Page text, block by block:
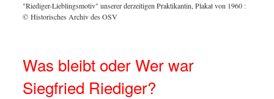
"Riediger-Lieblingsmotiv" unserer derzeitigen Praktikantin, Plakat von 1960 :
© Historisches Archiv des OSV
Was bleibt oder Wer war
Siegfried Riediger?